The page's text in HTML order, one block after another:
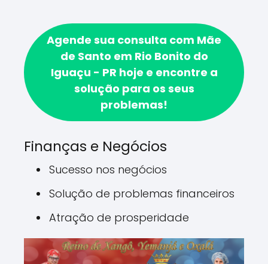
Agende sua consulta com Mãe
de Santo em Rio Bonito do
Iguaçu - PR hoje e encontre a
solução para os seus
problemas!
Finanças e Negócios
Sucesso nos negócios
Solução de problemas financeiros
Atração de prosperidade